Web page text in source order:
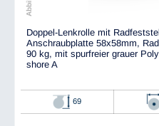
Doppel-Lenkrolle mit
Anschraubplatte 58x58mm,
90 kg, mit spurfreier grauer
shore A
69